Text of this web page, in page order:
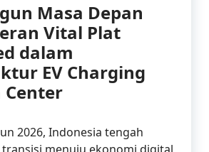
Masa Depan
Vital Plat
dalam
EV Charging
Center
2026, Indonesia tengah